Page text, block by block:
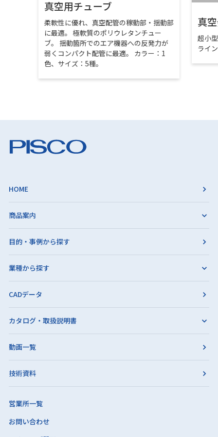
真空用チューブ
柔軟性に優れ、真空配管の稼動部・揺動部
に最適。 極軟質のポリウレタンチュー
ブ。 揺動箇所でのエア機器への反発力が
弱くコンパクト配管に最適。 カラー：1
色、サイズ：5種。
真
超小
ライ
HOME
商品案内
目的・事例から探す
業種から探す
CADデータ
カタログ・取扱説明書
動画一覧
技術資料
営業所一覧
お問い合わせ